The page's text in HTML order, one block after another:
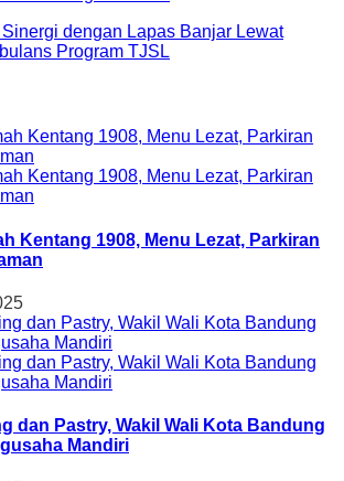
dengan Lapas Banjar Lewat
Program TJSL
Kentang 1908, Menu Lezat, Parkiran
dan Pastry, Wakil Wali Kota Bandung
Mandiri